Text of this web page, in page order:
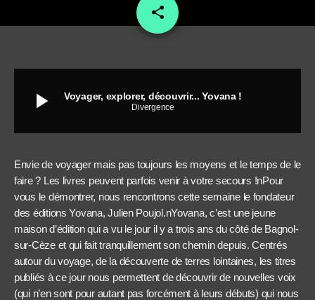
share
email
play_arrow Voyager, explorer, découvrir... Yovana !
Divergence
Envie de voyager mais pas toujours les moyens et le temps de le
faire ? Les livres peuvent parfois venir à votre secours !nPour
vous le démontrer, nous rencontrons cette semaine le fondateur
des éditions Yovana, Julien Poujol.nYovana, c’est une jeune
maison d’édition qui a vu le jour il y a trois ans du côté de Bagnol-
sur-Cèze et qui fait tranquillement son chemin depuis. Centrés
autour du voyage, de la découverte de terres lointaines, les titres
publiés à ce jour nous permettent de découvrir de nouvelles voix
(qui n’en sont pour autant pas forcément à leurs débuts) qui nous